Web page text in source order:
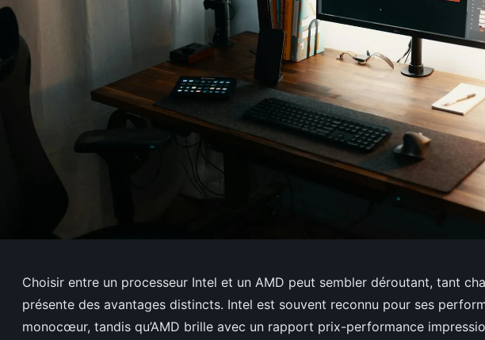
Choisir entre un processeur Intel et un AMD peut sembler déroutant, tant
présente des avantages distincts. Intel est souvent reconnu pour ses
monocœur, tandis qu’AMD brille avec un rapport prix-performance